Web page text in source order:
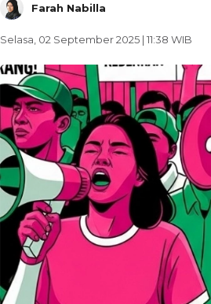
Farah Nabilla
Selasa, 02 September 2025 | 11:38 WIB